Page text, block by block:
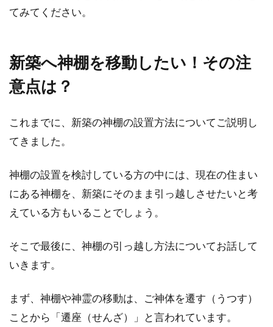
てみてください。
新築へ神棚を移動したい！その注
意点は？
これまでに、新築の神棚の設置方法についてご説明し
てきました。
神棚の設置を検討している方の中には、現在の住まい
にある神棚を、新築にそのまま引っ越しさせたいと考
えている方もいることでしょう。
そこで最後に、神棚の引っ越し方法についてお話して
いきます。
まず、神棚や神霊の移動は、ご神体を遷す（うつす）
ことから「遷座（せんざ）」と言われています。